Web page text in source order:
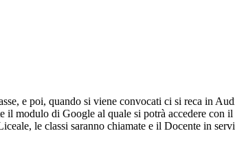
e poi, quando si viene convocati ci si reca in
modulo di Google al quale si potrà accedere con
le classi saranno chiamate e il Docente in